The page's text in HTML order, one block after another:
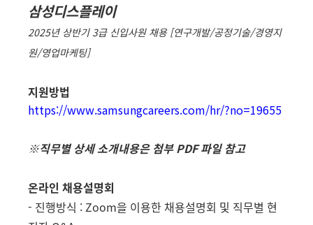
삼성디스플레이
2025년 상반기 3급 신입사원 채용 [연구개발/공정기술/경영지
원/영업마케팅]
지원방법
https://www.samsungcareers.com/hr/?no=19655
※직무별 상세 소개내용은 첨부 PDF 파일 참고
온라인 채용설명회
- 진행방식 : Zoom을 이용한 채용설명회 및 직무별 현